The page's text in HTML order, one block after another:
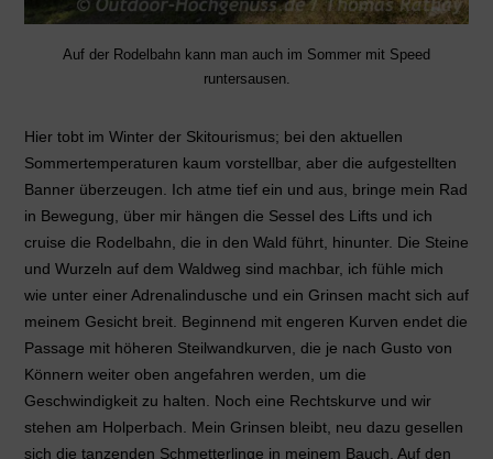
Auf der Rodelbahn kann man auch im Sommer mit Speed
runtersausen.
Hier tobt im Winter der Skitourismus; bei den aktuellen
Sommertemperaturen kaum vorstellbar, aber die aufgestellten
Banner überzeugen. Ich atme tief ein und aus, bringe mein Rad
in Bewegung, über mir hängen die Sessel des Lifts und ich
cruise die Rodelbahn, die in den Wald führt, hinunter. Die Steine
und Wurzeln auf dem Waldweg sind machbar, ich fühle mich
wie unter einer Adrenalindusche und ein Grinsen macht sich auf
meinem Gesicht breit. Beginnend mit engeren Kurven endet die
Passage mit höheren Steilwandkurven, die je nach Gusto von
Könnern weiter oben angefahren werden, um die
Geschwindigkeit zu halten. Noch eine Rechtskurve und wir
stehen am Holperbach. Mein Grinsen bleibt, neu dazu gesellen
sich die tanzenden Schmetterlinge in meinem Bauch. Auf den